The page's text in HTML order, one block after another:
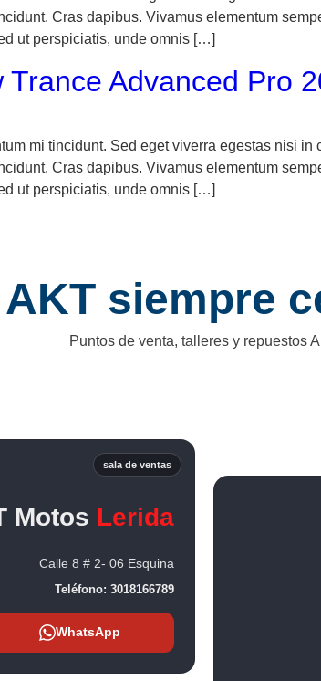
Cras dapibus. Vivamus elementum
ut perspiciatis, unde omnis […]
Advanced Pro
mi tincidunt. Sed eget viverra egestas nisi
Cras dapibus. Vivamus elementum
ut perspiciatis, unde omnis […]
AKT siempre
Puntos de venta, talleres y repuestos
sala de ventas
Motos Lerida
Calle 8 # 2- 06 Esquina
Teléfono: 3018166789
WhatsApp